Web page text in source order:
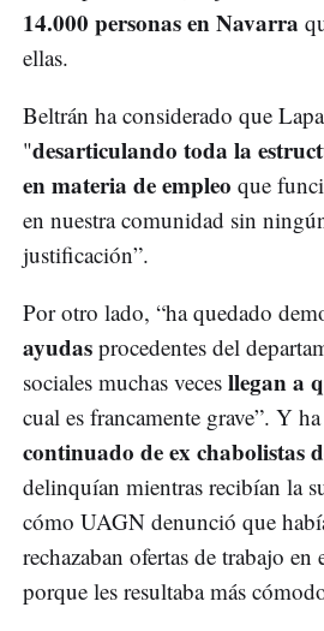
14.000 personas en Navarra
ellas.
Beltrán ha considerado que
"desarticulando toda la
en materia de empleo que
en nuestra comunidad sin
justificación”.
Por otro lado, “ha quedado
ayudas procedentes del
sociales muchas veces llegan a
cual es francamente grave”. Y
continuado de ex chabolistas
delinquían mientras recibían la
cómo UAGN denunció que
rechazaban ofertas de trabajo en
porque les resultaba más